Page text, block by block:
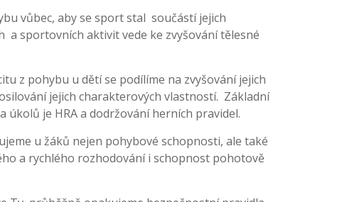
vůbec, aby se sport stal součástí jejich
a sportovních aktivit vede ke zvyšování tělesné
z pohybu u dětí se podílíme na zvyšování jejich
jejich charakterových vlastností. Základní
je HRA a dodržování herních pravidel.
u žáků nejen pohybové schopnosti, ale také
a rychlého rozhodování i schopnost pohotově